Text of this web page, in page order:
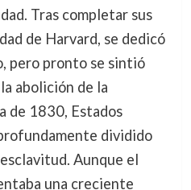
Tras completar sus
de Harvard, se dedicó
pero pronto se sintió
abolición de la
de 1830, Estados
dividido
Aunque el
una creciente